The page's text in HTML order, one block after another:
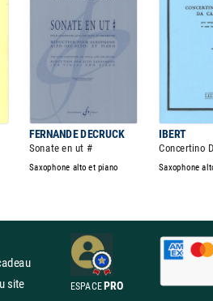
FERNANDE DECRUCK IBERT
Sonate en ut # Concertino
Saxophone alto et piano Saxophone
site
ESPACEPRO